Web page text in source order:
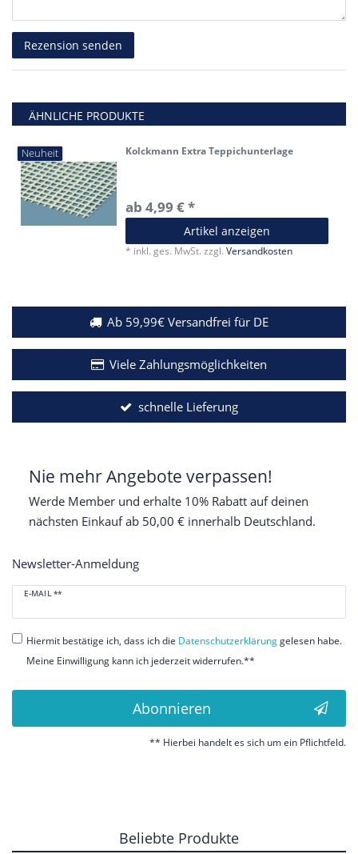
Rezensionstext
Rezension senden
ÄHNLICHE PRODUKTE
Neuheit Kolckmann Extra Teppichunterlage
ab 4,99 € *
Artikel anzeigen
* inkl. ges. MwSt. zzgl.Versandkosten
Ab 59,99€ Versandfrei für DE
Viele Zahlungsmöglichkeiten
schnelle Lieferung
Nie mehr Angebote verpassen!
Werde Member und erhalte 10% Rabatt auf deinen
nächsten Einkauf ab 50,00 € innerhalb Deutschland.
Newsletter-Anmeldung
E-MAIL **
Newsletter
Honig
Hiermit bestätige ich, dass ich die Daten­schutz­erklärunggelesen habe.
Meine Einwilligung kann ich jederzeit widerrufen.**
Abonnieren
** Hierbei handelt es sich um ein Pflichtfeld.
Beliebte Produkte